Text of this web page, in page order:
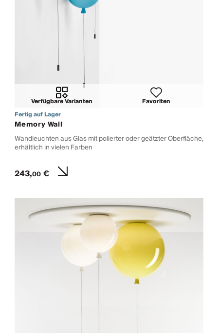
Verfügbare Varianten
Favoriten
Fertig auf Lager
Memory Wall
Wandleuchten aus Glas mit polierter oder geätzter Oberfläche,
erhältlich in vielen Farben
243,00€